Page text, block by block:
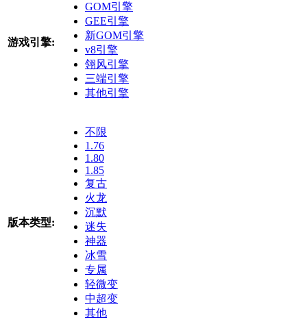
游戏引擎:
GOM引擎
GEE引擎
新GOM引擎
v8引擎
翎风引擎
三端引擎
其他引擎
版本类型:
不限
1.76
1.80
1.85
复古
火龙
沉默
迷失
神器
冰雪
专属
轻微变
中超变
其他